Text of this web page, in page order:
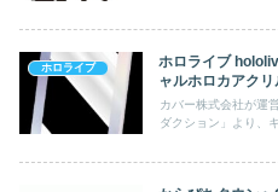
ホロライブ
ホロライブ
ャルホロカアク
カバー株式会社が運
ダクション」より、